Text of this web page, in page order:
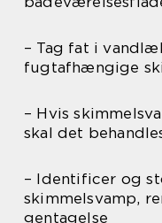
– Tag fat i
fugtafhængige
– Hvis
skal det
– Identificer og
skimmelsvamp,
gentagelse